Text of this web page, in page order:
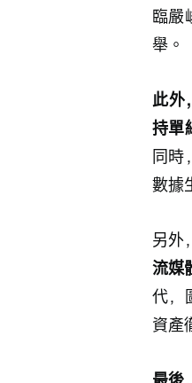
臨嚴
舉。
此外
持單
同時
數據
另外，
流媒
代，
資產